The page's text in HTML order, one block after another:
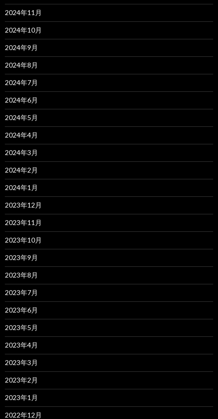
2024年11月
2024年10月
2024年9月
2024年8月
2024年7月
2024年6月
2024年5月
2024年4月
2024年3月
2024年2月
2024年1月
2023年12月
2023年11月
2023年10月
2023年9月
2023年8月
2023年7月
2023年6月
2023年5月
2023年4月
2023年3月
2023年2月
2023年1月
2022年12月